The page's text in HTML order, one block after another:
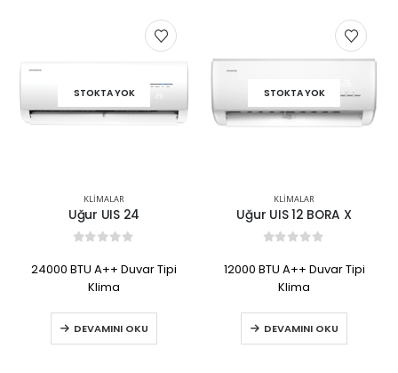
STOKTA YOK
KLIMALAR
Uğur UIS 24
24000 BTU A++ Duvar Tipi
Klima
DEVAMINI OKU
STOKTA YOK
KLIMALAR
Uğur UIS 12 BORA X
12000 BTU A++ Duvar Tipi
Klima
DEVAMINI OKU